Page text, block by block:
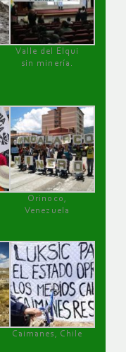
Valle del Elqui
sin minería.
Orinoco,
Venezuela
Caimanes, Chile